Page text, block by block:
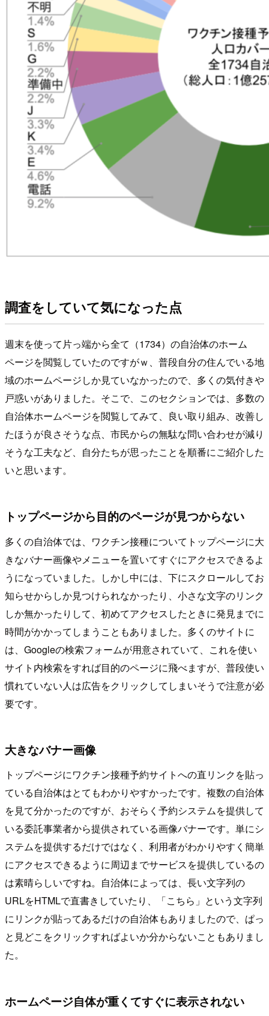
調査をしていて気になった点
週末を使って片っ端から全て（1734）の自治体のホーム
ページを閲覧していたのですがｗ、普段自分の住んでいる地
域のホームページしか見ていなかったので、多くの気付きや
戸惑いがありました。そこで、このセクションでは、多数の
自治体ホームページを閲覧してみて、良い取り組み、改善し
たほうが良さそうな点、市民からの無駄な問い合わせが減り
そうな工夫など、自分たちが思ったことを順番にご紹介した
いと思います。
トップページから目的のページが見つからない
多くの自治体では、ワクチン接種についてトップページに大
きなバナー画像やメニューを置いてすぐにアクセスできるよ
うになっていました。しかし中には、下にスクロールしてお
知らせからしか見つけられなかったり、小さな文字のリンク
しか無かったりして、初めてアクセスしたときに発見までに
時間がかかってしまうこともありました。多くのサイトに
は、Googleの検索フォームが用意されていて、これを使い
サイト内検索をすれば目的のページに飛べますが、普段使い
慣れていない人は広告をクリックしてしまいそうで注意が必
要です。
大きなバナー画像
トップページにワクチン接種予約サイトへの直リンクを貼っ
ている自治体はとてもわかりやすかったです。複数の自治体
を見て分かったのですが、おそらく予約システムを提供して
いる委託事業者から提供されている画像バナーです。単にシ
ステムを提供するだけではなく、利用者がわかりやすく簡単
にアクセスできるように周辺までサービスを提供しているの
は素晴らしいですね。自治体によっては、長い文字列の
URLをHTMLで直書きしていたり、「こちら」という文字列
にリンクが貼ってあるだけの自治体もありましたので、ぱっ
と見どこをクリックすればよいか分からないこともありまし
た。
ホームページ自体が重くてすぐに表示されない